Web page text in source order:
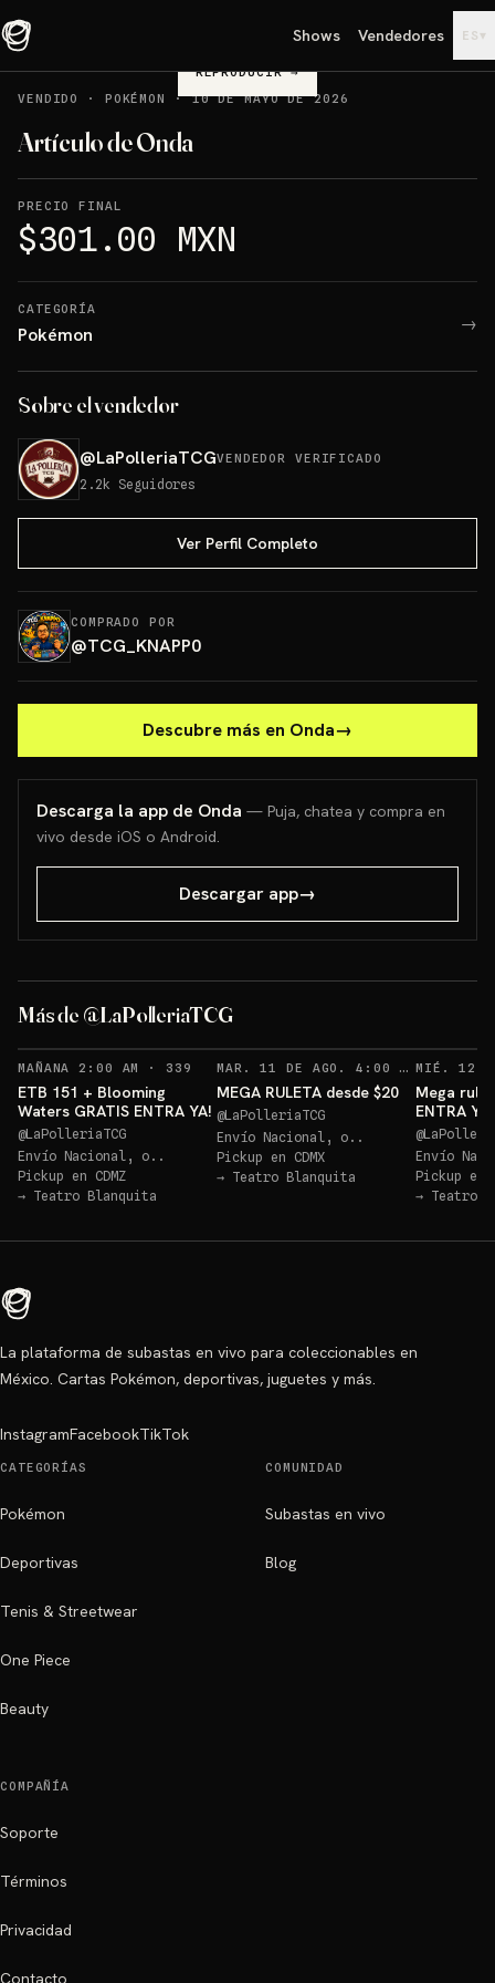
Shows Vendedores ES ▾
REPRODUCIR→
VENDIDO
· POKÉMON ·10 DE MAYO DE 2026
Artículo de Onda
PRECIO FINAL
$301.00 MXN
CATEGORÍA
Pokémon →
Sobre el vendedor
@LaPolleriaTCGVENDEDOR VERIFICADO
2.2k Seguidores
Ver Perfil Completo
COMPRADO POR
@TCG_KNAPP0
Descubre más en Onda→
Descarga la app de Onda — Puja, chatea y compra en
vivo desde iOS o Android.
Descargar app→
Más de @LaPolleriaTCG
Sorteo: ETB 151 GRATIS! →
MAÑANA 2:00 AM · 339 RECORDATORIOS
ETB 151 + Blooming
Waters GRATIS ENTRA YA!
@LaPolleriaTCG
Envío Nacional, o..
Pickup en CDMZ
→ Teatro Blanquita
MAR. 11 DE AGO. 4:00 AM · 128
MEGA RULETA desde $20
@LaPolleriaTCG
Envío Nacional, o..
Pickup en CDMX
→ Teatro Blanquita
Mega
ENTRA YA
@
Envío
Pickup en
→ Teatro
La plataforma de subastas en vivo para coleccionables en
México. Cartas Pokémon, deportivas, juguetes y más.
InstagramFacebookTikTok
CATEGORÍAS
Pokémon
Deportivas
Tenis & Streetwear
One Piece
Beauty
COMUNIDAD
Subastas en vivo
Blog
COMPAÑÍA
Soporte
Términos
Privacidad
Contacto